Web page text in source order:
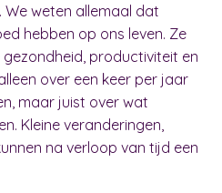
weten allemaal dat
hebben op ons leven. Ze
productiviteit en
over een keer per jaar
maar juist over wat
Kleine veranderingen,
na verloop van tijd een